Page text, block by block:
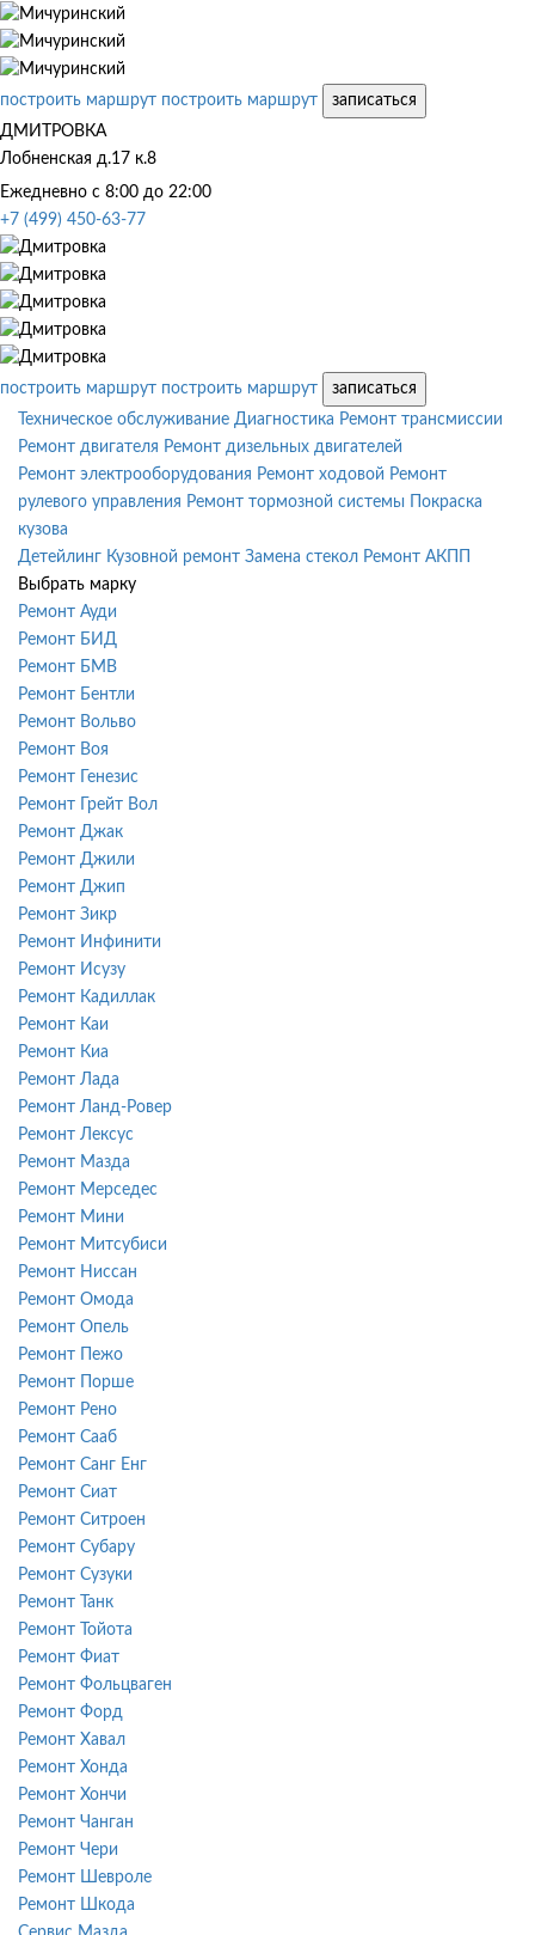
построить маршрут построить маршрут
записаться
ДМИТРОВКА
Лобненская д.17 к.8
Ежедневно с 8:00 до 22:00
+7 (499) 450-63-77
построить маршрут построить маршрут
записаться
Техническое обслуживание Диагностика Ремонт трансмиссии
Ремонт двигателя Ремонт дизельных двигателей
Ремонт электрооборудования Ремонт ходовой Ремонт
рулевого управления Ремонт тормозной системы
Покраска
кузова
Детейлинг Кузовной ремонт Замена стекол Ремонт АКПП
Выбрать марку
Ремонт Ауди
Ремонт БИД
Ремонт БМВ
Ремонт Бентли
Ремонт Вольво
Ремонт Воя
Ремонт Генезис
Ремонт Грейт Вол
Ремонт Джак
Ремонт Джили
Ремонт Джип
Ремонт Зикр
Ремонт Инфинити
Ремонт Исузу
Ремонт Кадиллак
Ремонт Каи
Ремонт Киа
Ремонт Лада
Ремонт Ланд-Ровер
Ремонт Лексус
Ремонт Мазда
Ремонт Мерседес
Ремонт Мини
Ремонт Митсубиси
Ремонт Ниссан
Ремонт Омода
Ремонт Опель
Ремонт Пежо
Ремонт Порше
Ремонт Рено
Ремонт Сааб
Ремонт Санг Енг
Ремонт Сиат
Ремонт Ситроен
Ремонт Субару
Ремонт Сузуки
Ремонт Танк
Ремонт Тойота
Ремонт Фиат
Ремонт Фольцваген
Ремонт Форд
Ремонт Хавал
Ремонт Хонда
Ремонт Хончи
Ремонт Чанган
Ремонт Чери
Ремонт Шевроле
Ремонт Шкода